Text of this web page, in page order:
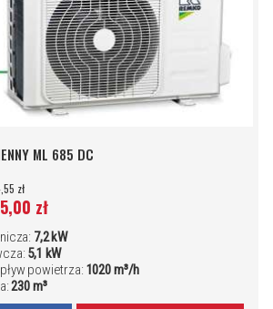
ML 685 DC
zł
zł
7,2 kW
5,1 kW
powietrza: 1020 m³/h
230 m³